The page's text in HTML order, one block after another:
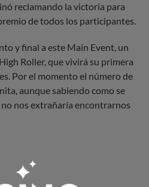
reclamando la victoria para
de todos los participantes.
y final a este Main Event, un
Roller, que vivirá su primera
Por el momento el número de
aunque sabiendo como se
nos extrañaría encontrarnos